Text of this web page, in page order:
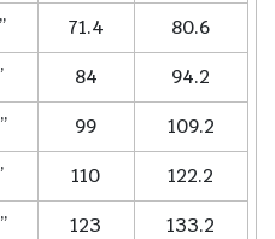
71.4
80.6
84
94.2
99
109.2
110
122.2
123
133.2